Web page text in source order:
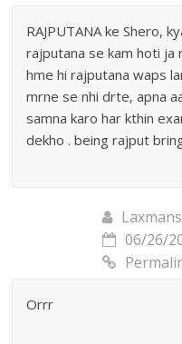
RAJPUTANA ke Shero,
rajputana se kam hoti ja
hme hi rajputana waps
mrne se nhi drte, apna
samna karo har kthin
dekho . being rajput
06/26/
Orrr